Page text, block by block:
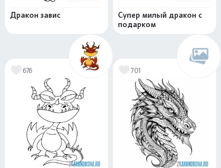
Дракон завис
Супер милый дракон с
подарком
676 701